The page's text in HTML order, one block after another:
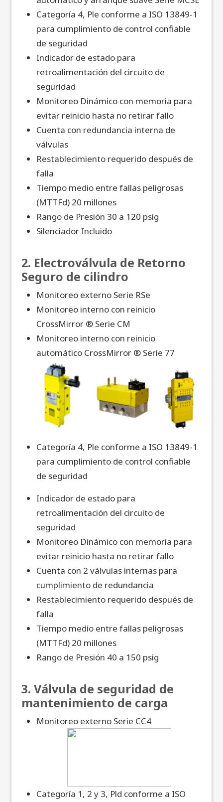
Categoría 4, Ple conforme a ISO 13849-1
para cumplimiento de control confiable
de seguridad
Indicador de estado para
retroalimentación del circuito de
seguridad
Monitoreo Dinámico con memoria para
evitar reinicio hasta no retirar fallo
Cuenta con redundancia interna de
válvulas
Restablecimiento requerido después de
falla
Tiempo medio entre fallas peligrosas
(MTTFd) 20 millones
Rango de Presión 30 a 120 psig
Silenciador Incluido
2. Electroválvula de Retorno
Seguro de cilindro
Monitoreo externo Serie RSe
Monitoreo interno con reinicio
CrossMirror ® Serie CM
Monitoreo interno con reinicio
automático CrossMirror ® Serie 77
Categoría 4, Ple conforme a ISO 13849-1
para cumplimiento de control confiable
de seguridad
Indicador de estado para
retroalimentación del circuito de
seguridad
Monitoreo Dinámico con memoria para
evitar reinicio hasta no retirar fallo
Cuenta con 2 válvulas internas para
cumplimiento de redundancia
Restablecimiento requerido después de
falla
Tiempo medio entre fallas peligrosas
(MTTFd) 20 millones
Rango de Presión 40 a 150 psig
3. Válvula de seguridad de
mantenimiento de carga
Monitoreo externo Serie CC4
Categoría 1, 2 y 3, Pld conforme a ISO